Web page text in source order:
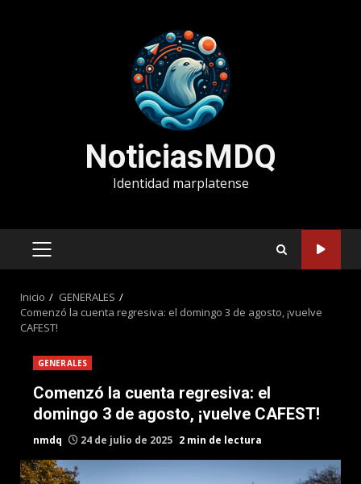
NoticiasMDQ
Identidad marplatense
MENÚ
Inicio
GENERALES
Comenzó la cuenta regresiva: el domingo 3 de agosto, ¡vuelve
CAFEST!
GENERALES
Comenzó la cuenta regresiva: el
domingo 3 de agosto, ¡vuelve CAFEST!
nmdq 24 de julio de 2025 2 min de lectura